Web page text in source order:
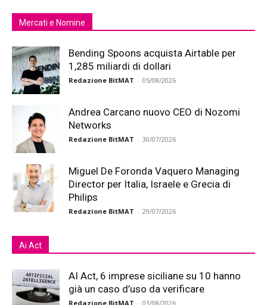
Mercati e Nomine
Bending Spoons acquista Airtable per
1,285 miliardi di dollari
Redazione BitMAT - 05/08/2026
Andrea Carcano nuovo CEO di Nozomi
Networks
Redazione BitMAT - 30/07/2026
Miguel De Foronda Vaquero Managing
Director per Italia, Israele e Grecia di
Philips
Redazione BitMAT - 29/07/2026
Ai Act
AI Act, 6 imprese siciliane su 10 hanno
già un caso d’uso da verificare
Redazione BitMAT - 03/08/2026